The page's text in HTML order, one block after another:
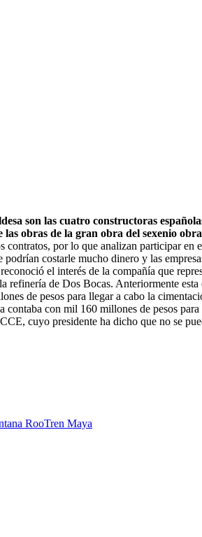
son las cuatro constructoras
las obras de la gran obra del sexenio
contratos, por lo que analizan participar
costarle mucho dinero y las
el interés de la compañía que
refinería de Dos Bocas. Anteriormente
de pesos para llegar a cabo la
contaba con mil 160 millones de pesos
cuyo presidente ha dicho que no se
RooTren Maya